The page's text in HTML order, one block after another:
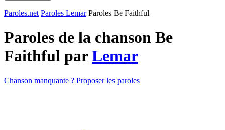
Paroles.net Paroles Lemar Paroles Be Faithful
Paroles de la chanson Be
Faithful parLemar
Chanson manquante ? Proposer les paroles